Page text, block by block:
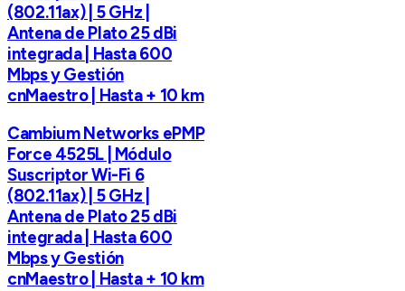
(802.11ax) | 5 GHz |
Antena de Plato 25 dBi
integrada | Hasta 600
Mbps y Gestión
cnMaestro | Hasta + 10 km
Cambium Networks ePMP
Force 4525L | Módulo
Suscriptor Wi-Fi 6
(802.11ax) | 5 GHz |
Antena de Plato 25 dBi
integrada | Hasta 600
Mbps y Gestión
cnMaestro | Hasta + 10 km